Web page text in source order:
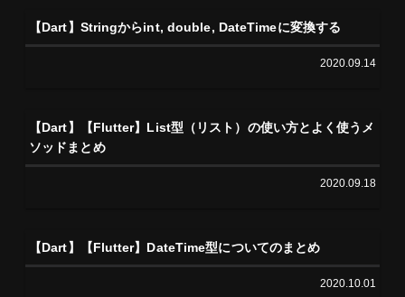
【Dart】Stringからint, double, DateTimeに変換する
2020.09.14
【Dart】【Flutter】List型（リスト）の使い方とよく使うメ
ソッドまとめ
2020.09.18
【Dart】【Flutter】DateTime型についてのまとめ
2020.10.01